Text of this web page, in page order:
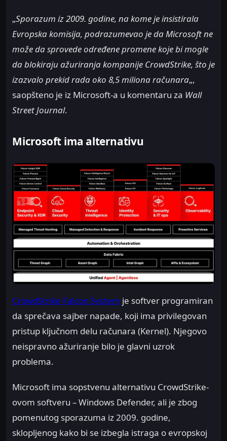
„Sporazum iz 2009. godine, na kome je insistirala
Evropska komisija, podrazumevao je da Microsoft ne
može da sprovede određene promene koje bi mogle
da blokiraju ažuriranja kompanije CrowdStrike, što je
izazvalo prekid rada oko 8,5 miliona računara„,
saopšteno je iz Microsoft-a u komentaru za Wall
Street Journal.
Microsoft ima alternativu
CrowdStrike Falcon System je softver programiran
da sprečava sajber napade, koji ima privilegovan
pristup ključnom delu računara (Kernel). Njegovo
neispravno ažuriranje bilo je glavni uzrok
problema.
Microsoft ima sopstvenu alternativu CrowdStrike-
ovom softveru – Windows Defender, ali je zbog
pomenutog sporazuma iz 2009. godine,
sklopljenog kako bi se izbegla istraga o evropskoj